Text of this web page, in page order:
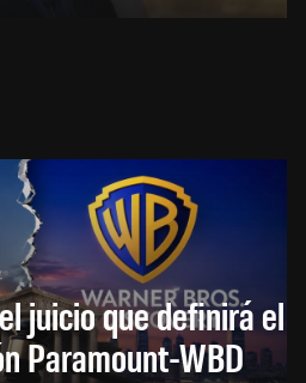
juicio que definirá el
Paramount-WBD